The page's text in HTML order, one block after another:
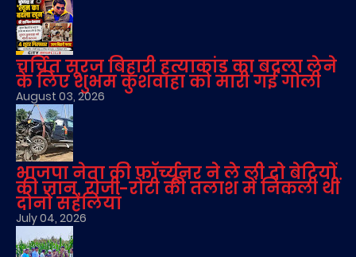
चर्चित सूरज बिहारी हत्याकांड का बदला लेने
के लिए शुभम कुशवाहा को मारी गई गोली
August 03, 2026
भाजपा नेता की फॉर्च्यूनर ने ले ली दो बेटियों
की जान, रोजी-रोटी की तलाश में निकली थीं
दोनों सहेलियां
July 04, 2026